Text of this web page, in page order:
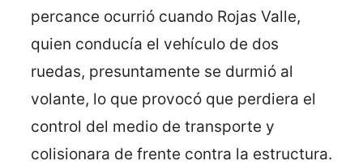
percance ocurrió cuando Rojas Valle,
quien conducía el vehículo de dos
ruedas, presuntamente se durmió al
volante, lo que provocó que perdiera el
control del medio de transporte y
colisionara de frente contra la estructura.